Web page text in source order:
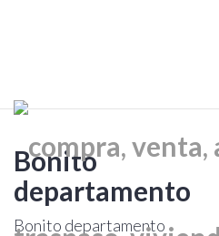
Bonito
departamento
Bonito departamento